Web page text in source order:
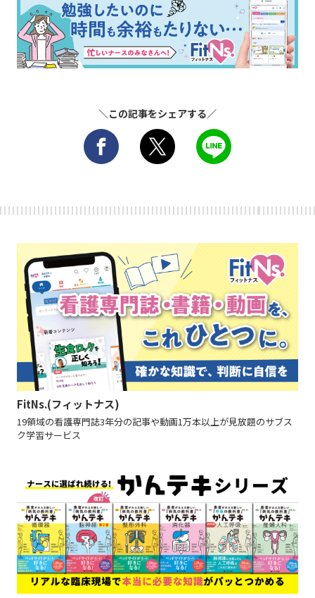
＼この記事をシェアする／
FitNs.(フィットナス)
19領域の看護専門誌3年分の記事や動画1万本以上が見放題のサブス
ク学習サービス